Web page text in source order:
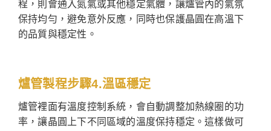
程，則會通入氮氣或其他穩定氣體，讓爐管內的氣氛
保持均勻，避免意外反應，同時也保護晶圓在高溫下
的品質與穩定性。
爐管製程步驟4.溫區穩定
爐管裡面有溫度控制系統，會自動調整加熱線圈的功
率，讓晶圓上下不同區域的溫度保持穩定。這樣做可